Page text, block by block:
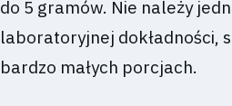
do 5 gramów. Nie należy
laboratoryjnej dokładności,
bardzo małych porcjach.